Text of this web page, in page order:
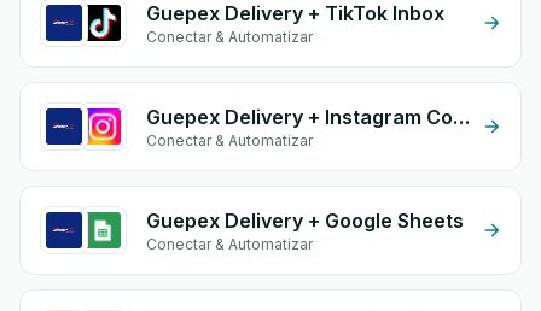
Guepex Delivery + TikTok Inbox
Conectar & Automatizar
Guepex Delivery + Instagram Comment
Conectar & Automatizar
Guepex Delivery + Google Sheets
Conectar & Automatizar